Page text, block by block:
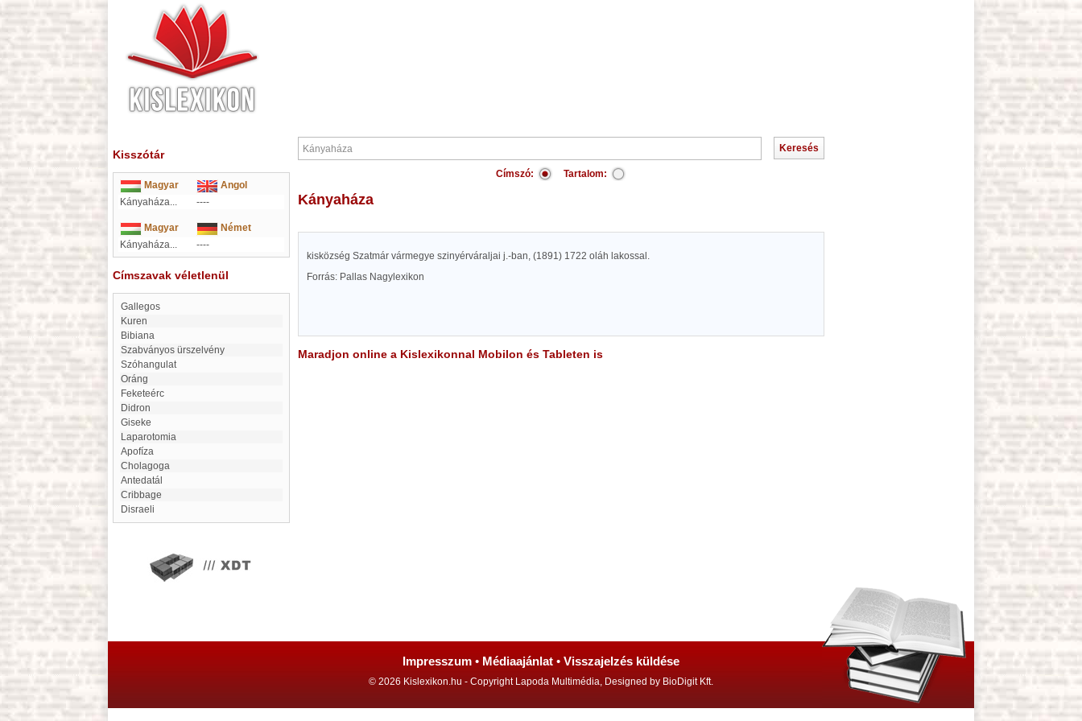
Kisszótár
Magyar
Angol
Kányaháza...
----
Magyar
Német
Kányaháza...
----
Címszavak véletlenül
Gallegos
Kuren
Bibiana
Szabványos ürszelvény
szóhangulat
Oráng
Feketeérc
Didron
Giseke
Laparotomia
apofíza
Cholagoga
antedatál
Cribbage
Disraeli
Címszó: Tartalom:
Kányaháza
kisközség Szatmár vármegye szinyérváraljai j.-ban, (1891) 1722 oláh lakossal.
Forrás: Pallas Nagylexikon
Maradjon online a Kislexikonnal Mobilon és Tableten is
Impresszum • Médiaajánlat • Visszajelzés küldése
© 2026 Kislexikon.hu - Copyright Lapoda Multimédia, Designed by BioDigit Kft.